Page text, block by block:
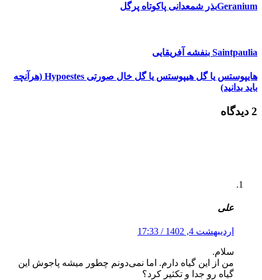
Geraniumبذر شمعدانی پاکوتاه پرگل
Saintpaulia بنفشه آفریقایی
هایپوستس یا گل هیپوستس یا گل خال صورتی Hypoestes (هرآنچه
باید بدانید)
2 دیدگاه
علی
اردیبهشت 4, 1402 / 17:33
سلام.
من از این گیاه دارم. اما نمی‌دونم چطور میشه پاجوش این
گیاه رو جدا و تکثیر کرد؟